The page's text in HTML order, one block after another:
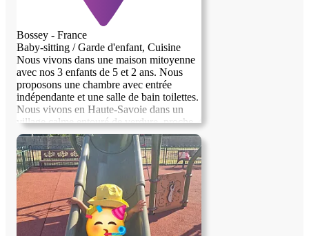
Bossey - France
Baby-sitting / Garde d'enfant, Cuisine
Nous vivons dans une maison mitoyenne
avec nos 3 enfants de 5 et 2 ans. Nous
proposons une chambre avec entrée
indépendante et une salle de bain toilettes.
Nous vivons en Haute-Savoie dans un
village calme entouré de verdure, proche
des commodités et à 15min des transports
publics. Nous avons un vélo électrique à
disposition pour les déplacements. Nous
vivons proche de la frontière suisse., pays
dans lequel nous travaillons.